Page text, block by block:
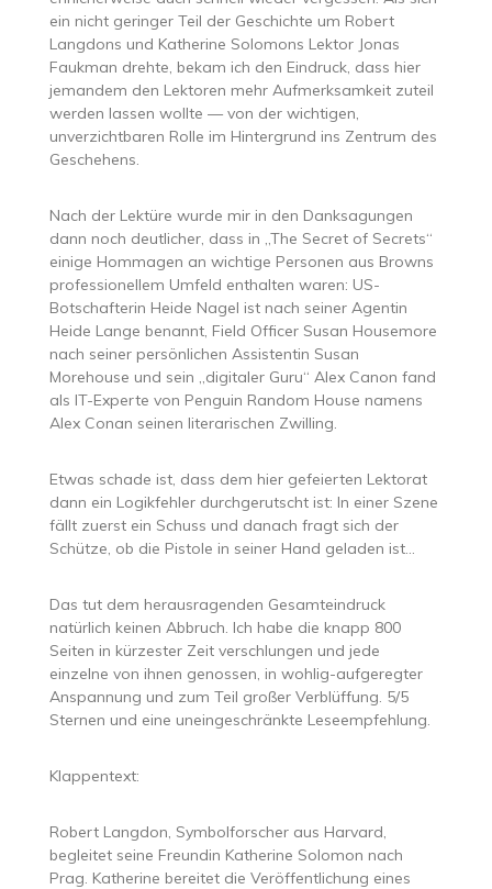
ein nicht geringer Teil der Geschichte um Robert
Langdons und Katherine Solomons Lektor Jonas
Faukman drehte, bekam ich den Eindruck, dass hier
jemandem den Lektoren mehr Aufmerksamkeit zuteil
werden lassen wollte — von der wichtigen,
unverzichtbaren Rolle im Hintergrund ins Zentrum des
Geschehens.
Nach der Lektüre wurde mir in den Danksagungen
dann noch deutlicher, dass in „The Secret of Secrets“
einige Hommagen an wichtige Personen aus Browns
professionellem Umfeld enthalten waren: US-
Botschafterin Heide Nagel ist nach seiner Agentin
Heide Lange benannt, Field Officer Susan Housemore
nach seiner persönlichen Assistentin Susan
Morehouse und sein „digitaler Guru“ Alex Canon fand
als IT-Experte von Penguin Random House namens
Alex Conan seinen literarischen Zwilling.
Etwas schade ist, dass dem hier gefeierten Lektorat
dann ein Logikfehler durchgerutscht ist: In einer Szene
fällt zuerst ein Schuss und danach fragt sich der
Schütze, ob die Pistole in seiner Hand geladen ist…
Das tut dem herausragenden Gesamteindruck
natürlich keinen Abbruch. Ich habe die knapp 800
Seiten in kürzester Zeit verschlungen und jede
einzelne von ihnen genossen, in wohlig-aufgeregter
Anspannung und zum Teil großer Verblüffung. 5/5
Sternen und eine uneingeschränkte Leseempfehlung.
Klappentext:
Robert Langdon, Symbolforscher aus Harvard,
begleitet seine Freundin Katherine Solomon nach
Prag. Katherine bereitet die Veröffentlichung eines